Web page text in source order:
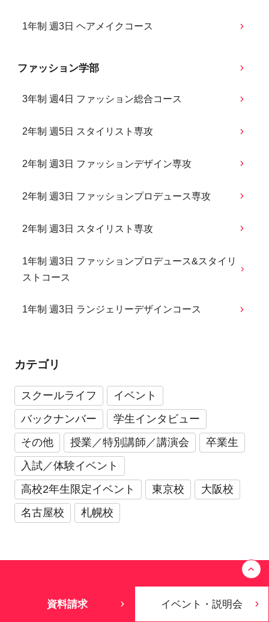
1年制 週3日 ヘアメイクコース
ファッション学部
3年制 週4日 ファッション総合コース
2年制 週5日 スタイリスト専攻
2年制 週3日 ファッションデザイン専攻
2年制 週3日 ファッションプロデュース専攻
2年制 週3日 スタイリスト専攻
1年制 週3日 ファッションプロデュース&スタイリ
ストコース
1年制 週3日 ランジェリーデザインコース
カテゴリ
スクールライフ
イベント
バックナンバー
学生インタビュー
その他
授業／特別講師／講演会
卒業生
入試／体験イベント
高校2年生限定イベント
東京校
大阪校
名古屋校
札幌校
資料請求 イベント・説明会